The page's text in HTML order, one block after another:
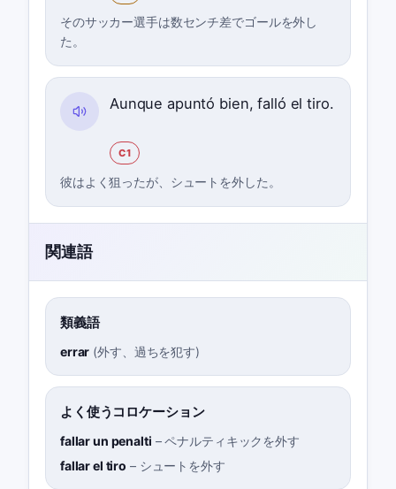
そのサッカー選手は数センチ差でゴールを外し
た。
Aunque apuntó bien, falló el tiro.
C1
彼はよく狙ったが、シュートを外した。
関連語
類義語
errar (外す、過ちを犯す)
よく使うコロケーション
fallar un penalti –ペナルティキックを外す
fallar el tiro – シュートを外す